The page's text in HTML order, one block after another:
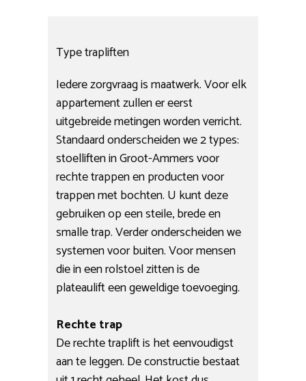
Type trapliften
Iedere zorgvraag is maatwerk. Voor elk
appartement zullen er eerst
uitgebreide metingen worden verricht.
Standaard onderscheiden we 2 types:
stoelliften in Groot-Ammers voor
rechte trappen en producten voor
trappen met bochten. U kunt deze
gebruiken op een steile, brede en
smalle trap. Verder onderscheiden we
systemen voor buiten. Voor mensen
die in een rolstoel zitten is de
plateaulift een geweldige toevoeging.
Rechte trap
De rechte traplift is het eenvoudigst
aan te leggen. De constructie bestaat